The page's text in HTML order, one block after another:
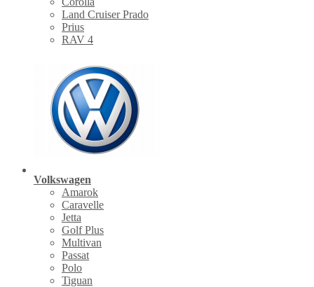
Land Cruiser Prado
Prius
RAV 4
Volkswagen
Amarok
Caravelle
Jetta
Golf Plus
Multivan
Passat
Polo
Tiguan